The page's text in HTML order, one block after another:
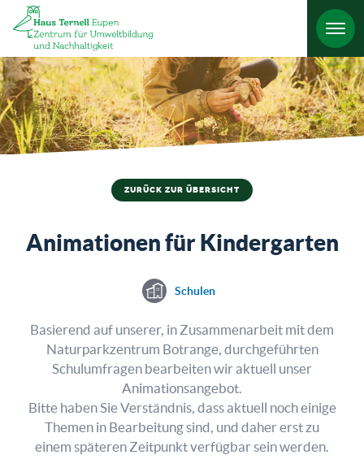
ZURÜCK ZUR ÜBERSICHT
Animationen für Kindergarten
Schulen
Basierend auf unserer, in Zusammenarbeit mit dem
Naturparkzentrum Botrange, durchgeführten
Schulumfragen bearbeiten wir aktuell unser
Animationsangebot.
Bitte haben Sie Verständnis, dass aktuell noch einige
Themen in Bearbeitung sind, und daher erst zu
einem späteren Zeitpunkt verfügbar sein werden.